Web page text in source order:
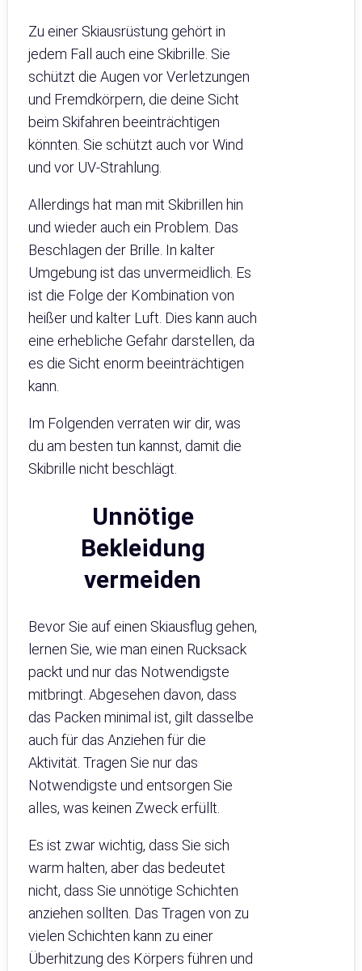
Zu einer Skiausrüstung gehört in
jedem Fall auch eine Skibrille. Sie
schützt die Augen vor Verletzungen
und Fremdkörpern, die deine Sicht
beim Skifahren beeinträchtigen
könnten. Sie schützt auch vor Wind
und vor UV-Strahlung.
Allerdings hat man mit Skibrillen hin
und wieder auch ein Problem. Das
Beschlagen der Brille. In kalter
Umgebung ist das unvermeidlich. Es
ist die Folge der Kombination von
heißer und kalter Luft. Dies kann auch
eine erhebliche Gefahr darstellen, da
es die Sicht enorm beeinträchtigen
kann.
Im Folgenden verraten wir dir, was
du am besten tun kannst, damit die
Skibrille nicht beschlägt.
Unnötige
Bekleidung
vermeiden
Bevor Sie auf einen Skiausflug gehen,
lernen Sie, wie man einen Rucksack
packt und nur das Notwendigste
mitbringt. Abgesehen davon, dass
das Packen minimal ist, gilt dasselbe
auch für das Anziehen für die
Aktivität. Tragen Sie nur das
Notwendigste und entsorgen Sie
alles, was keinen Zweck erfüllt.
Es ist zwar wichtig, dass Sie sich
warm halten, aber das bedeutet
nicht, dass Sie unnötige Schichten
anziehen sollten. Das Tragen von zu
vielen Schichten kann zu einer
Überhitzung des Körpers führen und